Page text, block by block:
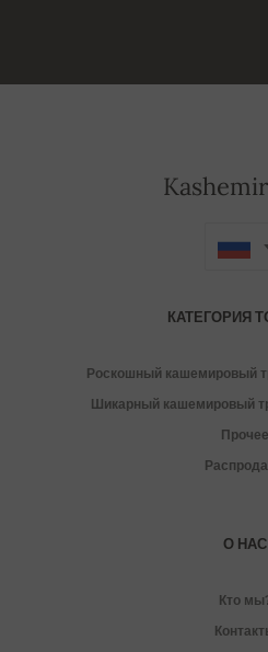
КАТЕГОРИЯ
Роскошный кашемировый
Шикарный кашемировый
Прочее
О НАС
Кто